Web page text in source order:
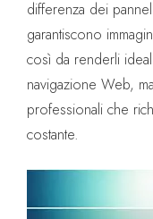
differenza dei
garantiscono
così da renderli
navigazione Web,
professionali che
costante.